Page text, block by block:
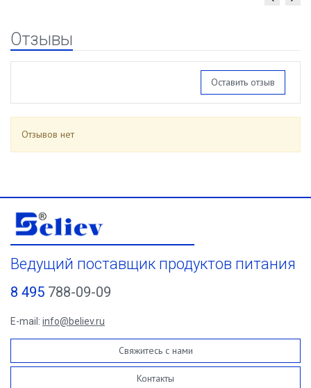
Отзывы
Оставить отзыв
Отзывов нет
Ведущий поставщик продуктов питания
8 495 788-09-09
E-mail: info@believ.ru
Свяжитесь с нами
Контакты